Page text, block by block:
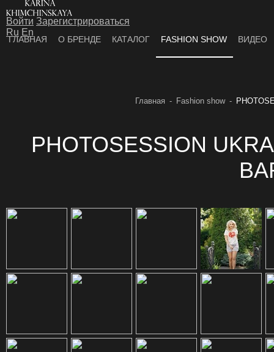
Войти Зарегистрироваться
Ru En
ГЛАВНАЯ О БРЕНДЕ КАТАЛОГ FASHION SHOW ВИДЕО
Главная Fashion show
PHOTOSESSION